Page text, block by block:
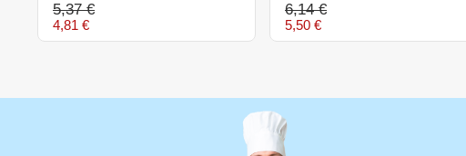
5,37 €
4,81 €
6,14 €
5,50 €